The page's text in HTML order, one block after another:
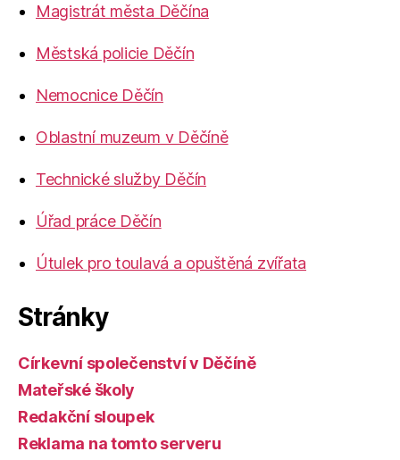
Magistrát města Děčína
Městská policie Děčín
Nemocnice Děčín
Oblastní muzeum v Děčíně
Technické služby Děčín
Úřad práce Děčín
Útulek pro toulavá a opuštěná zvířata
Stránky
Církevní společenství v Děčíně
Mateřské školy
Redakční sloupek
Reklama na tomto serveru